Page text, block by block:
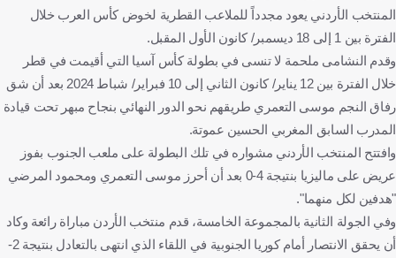
المنتخب الأردني يعود مجدداً للملاعب القطرية لخوض كأس العرب خلال
الفترة بين 1 إلى 18 ديسمبر/ كانون الأول المقبل.
وقدم النشامى ملحمة لا تنسى في بطولة كأس آسيا التي أقيمت في قطر
خلال الفترة بين 12 يناير/ كانون الثاني إلى 10 فبراير/ شباط 2024 بعد أن شق
رفاق النجم موسى التعمري طريقهم نحو الدور النهائي بنجاح مبهر تحت قيادة
المدرب السابق المغربي الحسين عموتة.
وافتتح المنتخب الأردني مشواره في تلك البطولة على ملعب الجنوب بفوز
عريض على ماليزيا بنتيجة 4-0 بعد أن أحرز موسى التعمري ومحمود المرضي
"هدفين لكل منهما".
وفي الجولة الثانية بالمجموعة الخامسة، قدم منتخب الأردن مباراة رائعة وكاد
أن يحقق الانتصار أمام كوريا الجنوبية في اللقاء الذي انتهى بالتعادل بنتيجة 2-